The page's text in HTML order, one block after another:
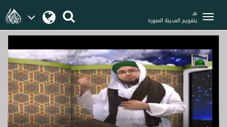
هـ
بتقويم المدينة المنورة